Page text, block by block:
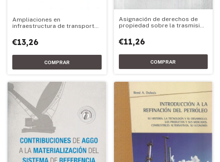
Ampliaciones en
infraestructura de transporte
€13,26
Asignación de derechos de
propiedad sobre la trasmisión
€11,26